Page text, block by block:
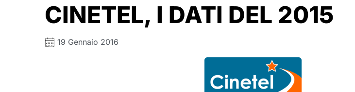
CINETEL, I DATI DEL 2015
19 Gennaio 2016